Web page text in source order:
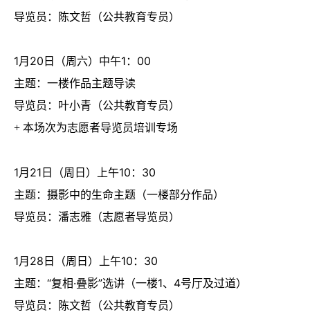
导览员：陈文哲（公共教育专员）
1月20日（周六）中午1：00
主题：一楼作品主题导读
导览员：叶小青（公共教育专员）
+ 本场次为志愿者导览员培训专场
1月21日（周日）上午10：30
主题：摄影中的生命主题（一楼部分作品）
导览员：潘志雅（志愿者导览员）
1月28日（周日）上午10：30
主题：“复相·叠影”选讲（一楼1、 4号厅及过道）
导览员：陈文哲（公共教育专员）